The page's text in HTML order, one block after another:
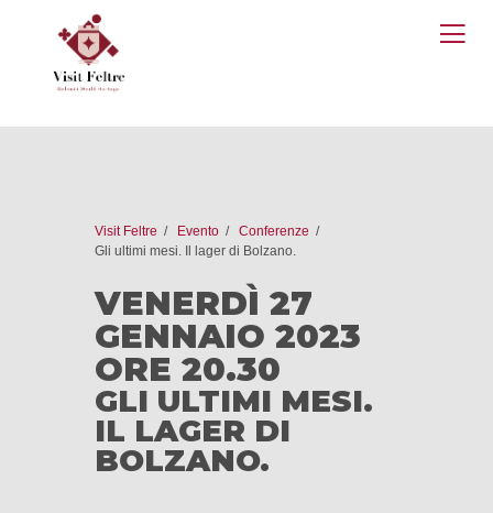
Visit Feltre Evento
Conferenze
Gli ultimi mesi. Il lager di Bolzano.
VENERDÌ 27
GENNAIO 2023
ORE 20.30
GLI ULTIMI MESI.
IL LAGER DI
BOLZANO.